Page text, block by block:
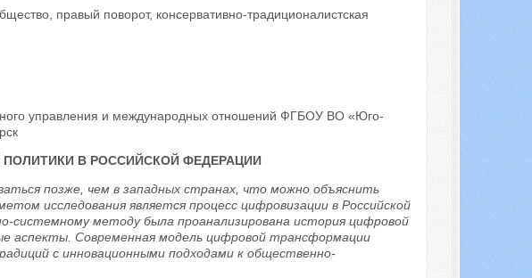
правый поворот, консервативно-традиционалистская
управления и международных отношений ФГБОУ ВО «Юго-
В РОССИЙСКОЙ ФЕДЕРАЦИИ
позже, чем в западных странах, что можно объяснить
исследования является процесс цифровизации в Российской
системному методу была проанализирована история цифровой
аспекты. Современная модель цифровой трансформации
с инновационными подходами к общественно-